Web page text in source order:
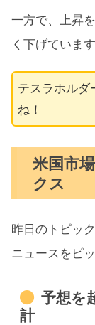
一方で、上昇
く下げていま
テスラホルダ
ね！
米国市
クス
昨日のトピッ
ニュースをピ
予想を
計